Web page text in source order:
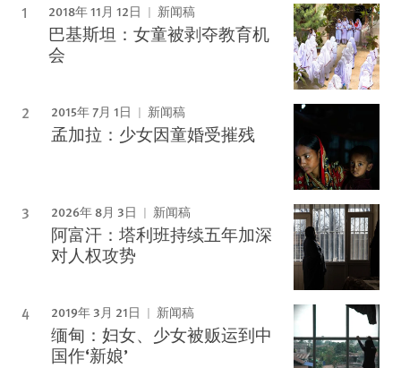
2018年 11月 12日 新闻稿
巴基斯坦：女童被剥夺教育机
会
2015年 7月 1日 新闻稿
孟加拉：少女因童婚受摧残
2026年 8月 3日 新闻稿
阿富汗：塔利班持续五年加深
对人权攻势
2019年 3月 21日 新闻稿
缅甸：妇女、少女被贩运到中
国作‘新娘’